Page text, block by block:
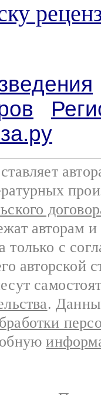
авторам
с
авторской
.